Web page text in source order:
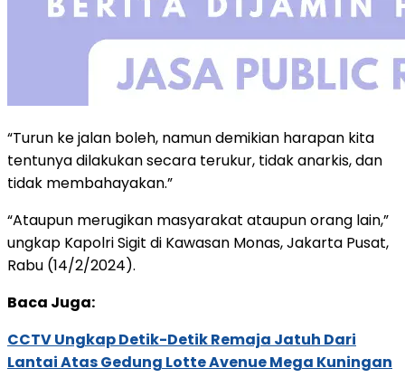
“Turun ke jalan boleh, namun demikian harapan kita
tentunya dilakukan secara terukur, tidak anarkis, dan
tidak membahayakan.”
“Ataupun merugikan masyarakat ataupun orang lain,”
ungkap Kapolri Sigit di Kawasan Monas, Jakarta Pusat,
Rabu (14/2/2024).
Baca Juga:
CCTV Ungkap Detik-Detik Remaja Jatuh Dari
Lantai Atas Gedung Lotte Avenue Mega Kuningan